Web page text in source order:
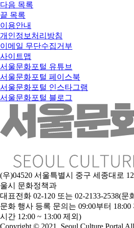
다음 목록
끝 목록
이용안내
개인정보처리방침
이메일 무단수집거부
사이트맵
서울문화포털 유튜브
서울문화포털 페이스북
서울문화포털 인스타그램
서울문화포털 블로그
(우)04520 서울특별시 중구 세종대로
울시 문화정책과
대표전화 02-120 또는 02-2133-2538(문
문화 행사 등록 문의는 09:00부터
시간 12:00 ~ 13:00 제외)
Copyright © 2021. Seoul Culture Portal